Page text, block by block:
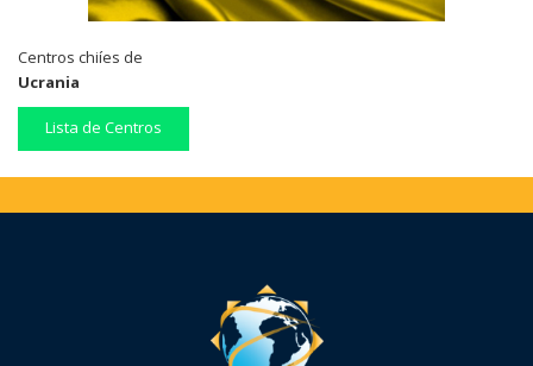
Centros chiíes de
Ucrania
Lista de Centros